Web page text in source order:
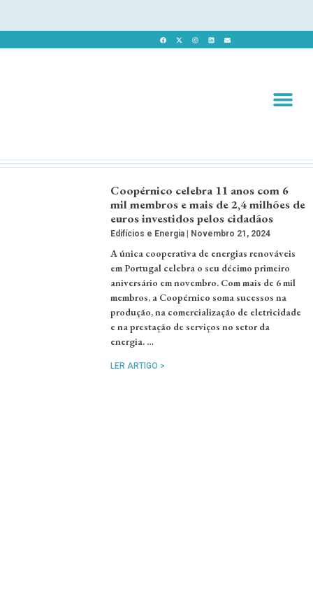
Coopérnico celebra 11 anos com 6
mil membros e mais de 2,4 milhões de
euros investidos pelos cidadãos
Edifícios e Energia Novembro 21, 2024
A única cooperativa de energias renováveis
em Portugal celebra o seu décimo primeiro
aniversário em novembro. Com mais de 6 mil
membros, a Coopérnico soma sucessos na
produção, na comercialização de eletricidade
e na prestação de serviços no setor da
energia. …
LER ARTIGO >